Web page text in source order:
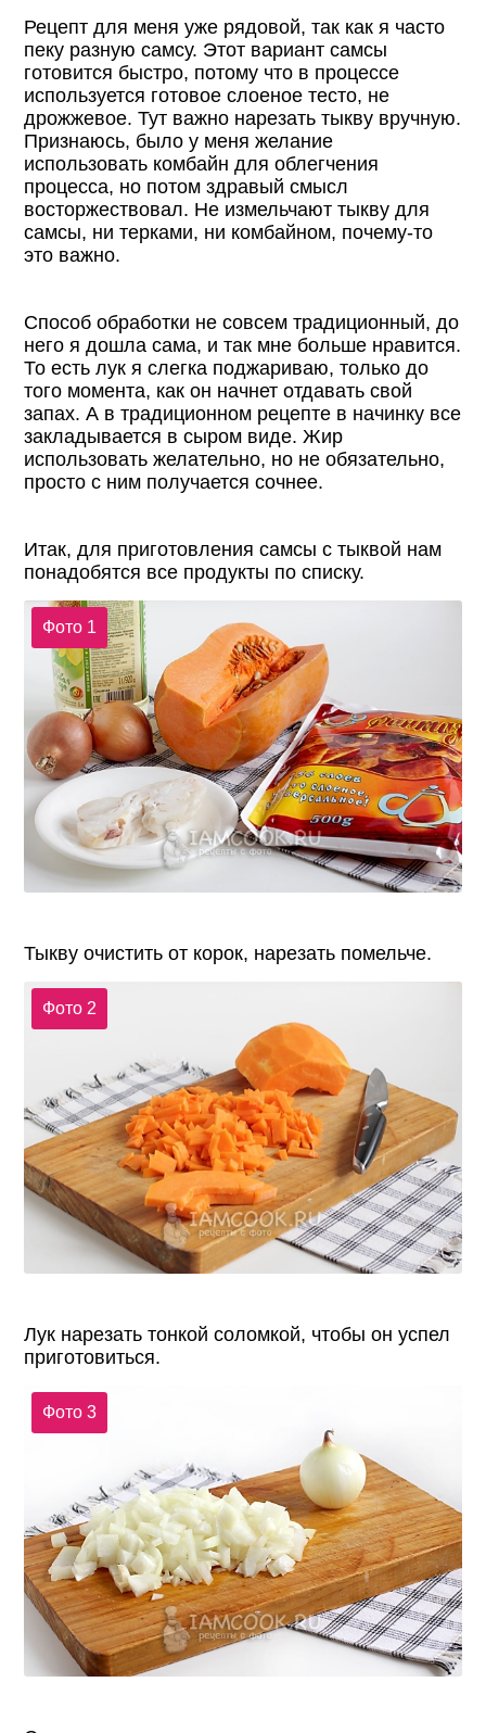
Рецепт для меня уже рядовой, так как я часто
пеку разную самсу. Этот вариант самсы
готовится быстро, потому что в процессе
используется готовое слоеное тесто, не
дрожжевое. Тут важно нарезать тыкву вручную.
Признаюсь, было у меня желание
использовать комбайн для облегчения
процесса, но потом здравый смысл
восторжествовал. Не измельчают тыкву для
самсы, ни терками, ни комбайном, почему-то
это важно.
Способ обработки не совсем традиционный, до
него я дошла сама, и так мне больше нравится.
То есть лук я слегка поджариваю, только до
того момента, как он начнет отдавать свой
запах. А в традиционном рецепте в начинку все
закладывается в сыром виде. Жир
использовать желательно, но не обязательно,
просто с ним получается сочнее.
Итак, для приготовления самсы с тыквой нам
понадобятся все продукты по списку.
Фото 1
Тыкву очистить от корок, нарезать помельче.
Фото 2
Лук нарезать тонкой соломкой, чтобы он успел
приготовиться.
Фото 3